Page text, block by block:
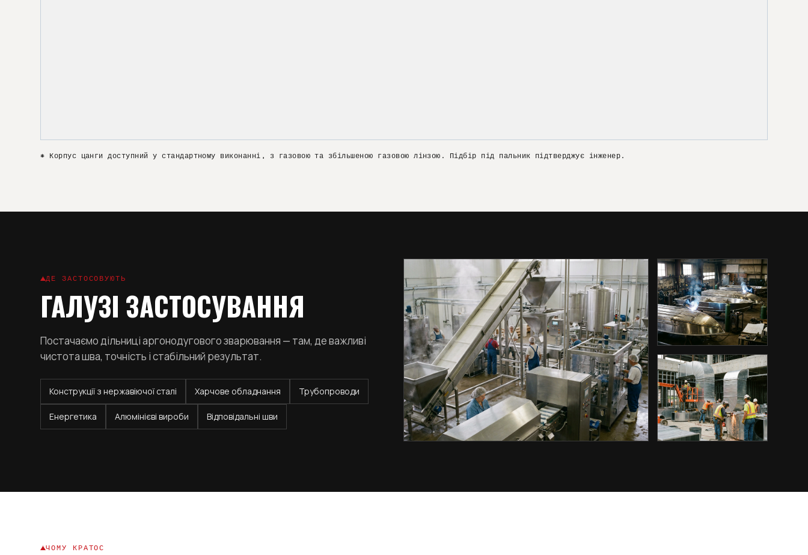
* Корпус цанги доступний у стандартному виконанні, з газовою та збільшеною газовою лінзою. Підбір під пальник підтверджує інженер.
ДЕ ЗАСТОСОВУЮТЬ
ГАЛУЗІ ЗАСТОСУВАННЯ
Постачаємо дільниці аргонодугового зварювання — там, де важливі
чистота шва, точність і стабільний результат.
Конструкції з нержавіючої сталі Харчове обладнання Трубопроводи
Енергетика Алюмінієві вироби Відповідальні шви
ЧОМУ КРАТОС